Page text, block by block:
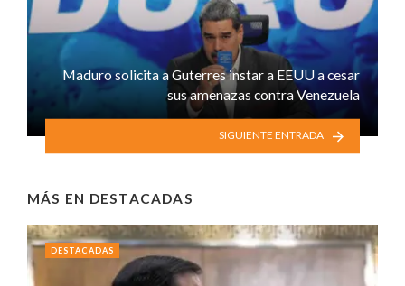
Maduro solicita a Guterres instar a EEUU a cesar
sus amenazas contra Venezuela
SIGUIENTE ENTRADA
MÁS EN DESTACADAS
DESTACADAS